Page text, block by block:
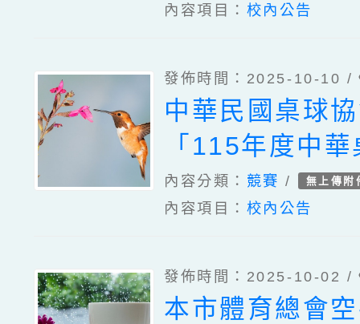
校性別平等教
施計畫，徵稿
至115年1月23
內容項目： 校內公告
發佈時間：2025-10-10 /
中華民國桌球
「115年度中
資格賽」競賽
內容分類： 競賽 / 無上傳附
內容項目： 校內公告
發佈時間：2025-10-02 /
本市體育總會